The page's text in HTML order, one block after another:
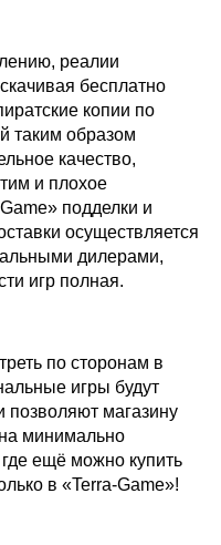
реалии
бесплатно
копии по
таким образом
качество,
и плохое
подделки и
осуществляется
дилерами,
игр полная.
по сторонам в
игры будут
позволяют магазину
минимально
ещё можно купить
в «Terra-Game»!